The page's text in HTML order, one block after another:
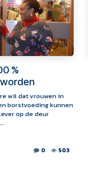
%
wil dat vrouwen in
borstvoeding kunnen
op de deur
0 503